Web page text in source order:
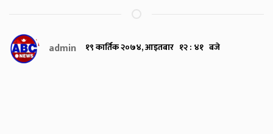
admin १९ कार्तिक २०७४, आइतबार १२ : ४१ बजे